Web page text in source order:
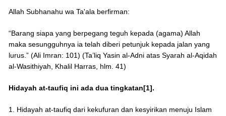
Allah Subhanahu wa Ta'ala berfirman:
“Barang siapa yang berpegang teguh kepada (agama) Allah
maka sesungguhnya ia telah diberi petunjuk kepada jalan yang
lurus.” (Ali Imran: 101) (Ta’liq Yasin al-Adni atas Syarah al-Aqidah
al-Wasithiyah, Khalil Harras, hlm. 41)
Hidayah at-taufiq ini ada dua tingkatan[1].
1. Hidayah at-taufiq dari kekufuran dan kesyirikan menuju Islam